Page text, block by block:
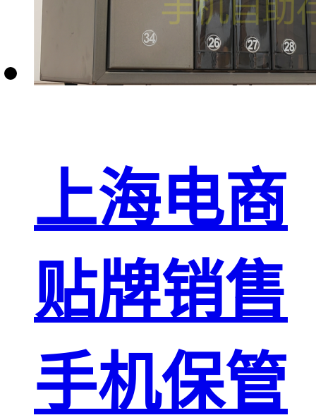
上海电商
贴牌销售
手机保管